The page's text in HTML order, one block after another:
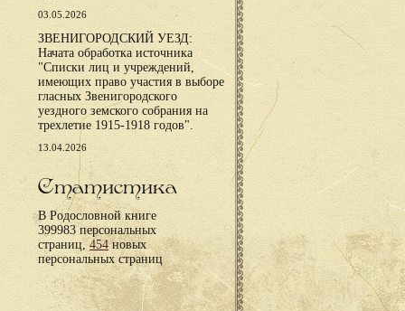
03.05.2026
ЗВЕНИГОРОДСКИЙ УЕЗД:
Начата обработка источника
"Списки лиц и учреждений,
имеющих право участия в выборе
гласных Звенигородского
уездного земского собрания на
трехлетие 1915-1918 годов".
13.04.2026
Статистика
В Родословной книге
399983 персональных
страниц,454новых
персональных страниц